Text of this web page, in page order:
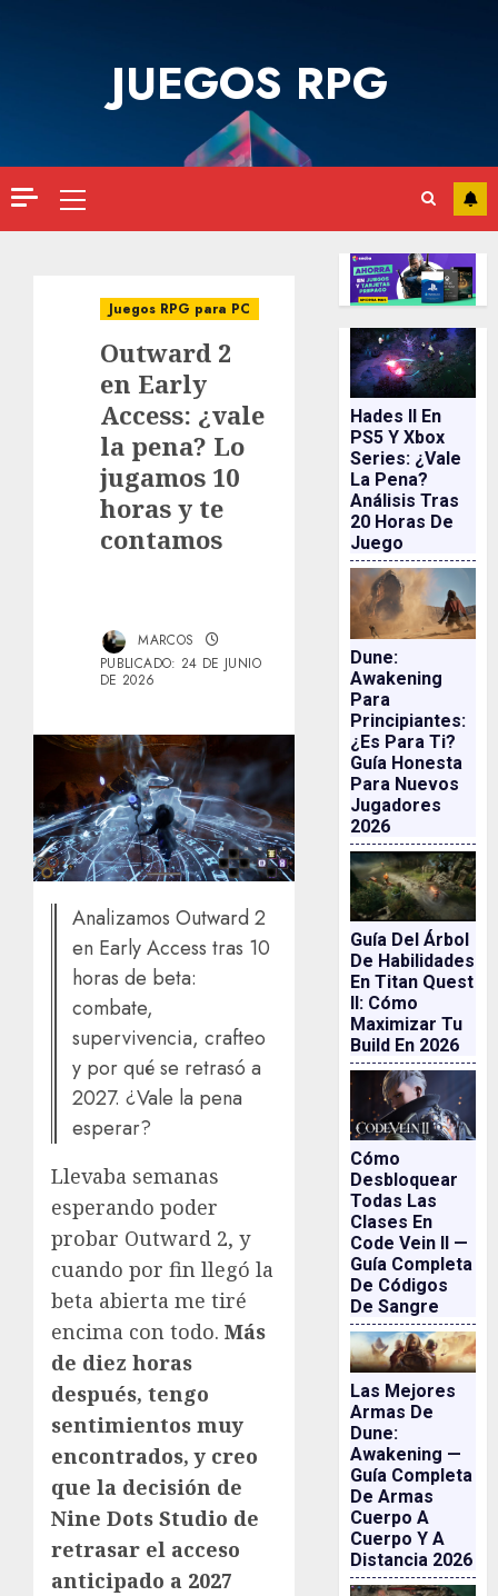
JUEGOS RPG
Menú
principal
Juegos RPG para PC
Outward 2
en Early
Access: ¿vale
la pena? Lo
jugamos 10
horas y te
contamos
MARCOS
PUBLICADO: 24 DE JUNIO
DE 2026
Analizamos Outward 2
en Early Access tras 10
horas de beta:
combate,
supervivencia, crafteo
y por qué se retrasó a
2027. ¿Vale la pena
esperar?
Llevaba semanas
esperando poder
probar Outward 2, y
cuando por fin llegó la
beta abierta me tiré
encima con todo. Más
de diez horas
después, tengo
sentimientos muy
encontrados, y creo
que la decisión de
Nine Dots Studio de
retrasar el acceso
anticipado a 2027
Hades II En
PS5 Y Xbox
Series: ¿vale
La Pena?
Análisis Tras
20 Horas De
Juego
Dune:
Awakening
Para
Principiantes:
¿es Para Ti?
Guía Honesta
Para Nuevos
Jugadores
2026
Guía Del Árbol
De Habilidades
En Titan Quest
II: Cómo
Maximizar Tu
Build En 2026
Cómo
Desbloquear
Todas Las
Clases En
Code Vein II —
Guía Completa
De Códigos
De Sangre
Las Mejores
Armas De
Dune:
Awakening —
Guía Completa
De Armas
Cuerpo A
Cuerpo Y A
Distancia 2026